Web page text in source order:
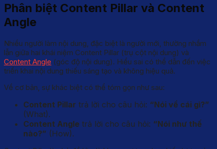
Phân biệt Content Pillar và Content
Angle
Nhiều người làm nội dung, đặc biệt là người mới, thường nhầm
lẫn giữa hai khái niệm Content Pillar (trụ cột nội dung) và
Content Angle (góc độ nội dung). Hiểu sai có thể dẫn đến việc
triển khai nội dung thiếu sáng tạo và không hiệu quả.
Về cơ bản, sự khác biệt có thể tóm gọn như sau:
Content Pillar trả lời cho câu hỏi: “Nói về cái gì?”
(What).
Content Angle trả lời cho câu hỏi: “Nói như thế
nào?” (How).